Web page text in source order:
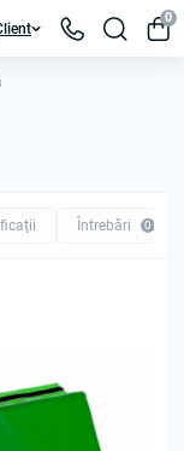
0
Întrebări 0